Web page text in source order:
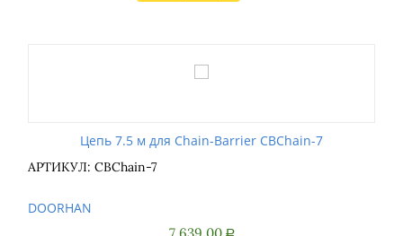
Цепь 7.5 м для Chain-Barrier CBChain-7
АРТИКУЛ: CBChain-7
DOORHAN
Р